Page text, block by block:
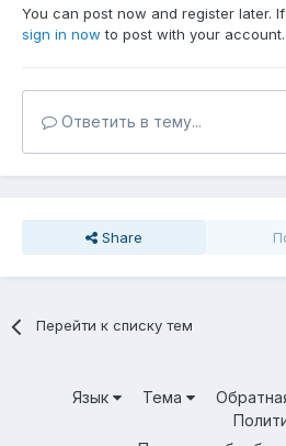
You can post now and register later.
sign in now to post with your account.
Ответить в тему...
Share
Перейти к списку тем
Язык Тема